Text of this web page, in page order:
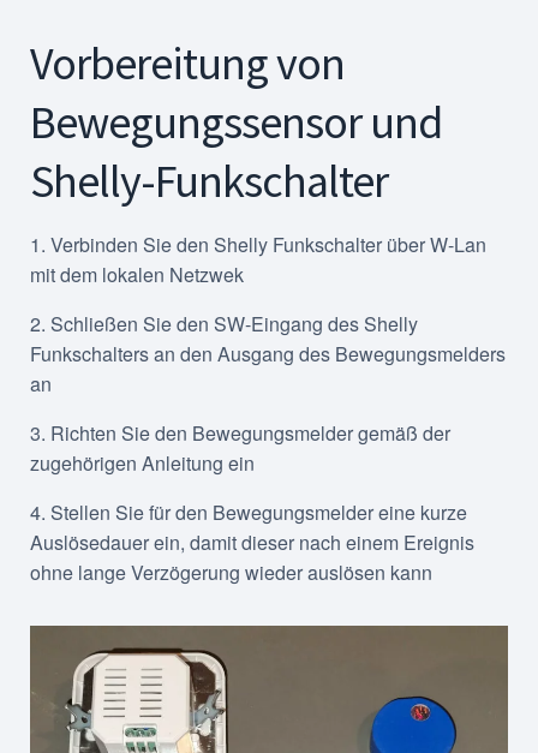
Vorbereitung von
Bewegungssensor und
Shelly-Funkschalter
1. Verbinden Sie den Shelly Funkschalter über W-Lan
mit dem lokalen Netzwek
2. Schließen Sie den SW-Eingang des Shelly
Funkschalters an den Ausgang des Bewegungsmelders
an
3. Richten Sie den Bewegungsmelder gemäß der
zugehörigen Anleitung ein
4. Stellen Sie für den Bewegungsmelder eine kurze
Auslösedauer ein, damit dieser nach einem Ereignis
ohne lange Verzögerung wieder auslösen kann